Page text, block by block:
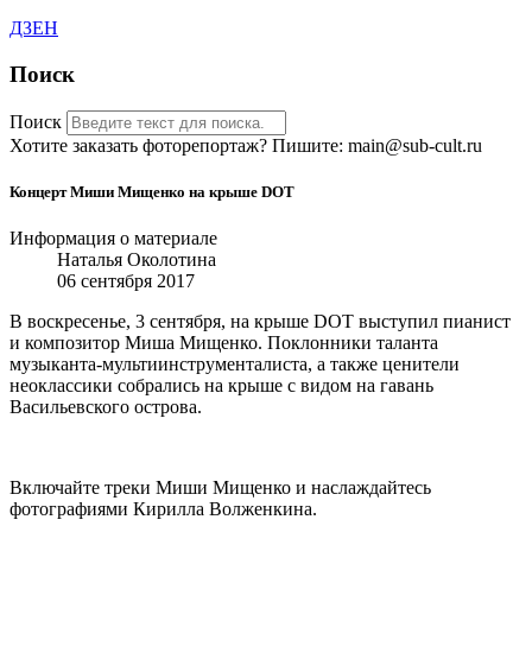
ДЗЕН
Поиск
Поиск
Хотите заказать фоторепортаж? Пишите: main@sub-cult.ru
Концерт Миши Мищенко на крыше DOT
Информация о материале
Наталья Околотина
06 сентября 2017
В воскресенье, 3 сентября, на крыше DOT выступил пианист
и композитор Миша Мищенко. Поклонники таланта
музыканта-мультиинструменталиста, а также ценители
неоклассики собрались на крыше с видом на гавань
Васильевского острова.
Включайте треки Миши Мищенко и наслаждайтесь
фотографиями Кирилла Волженкина.